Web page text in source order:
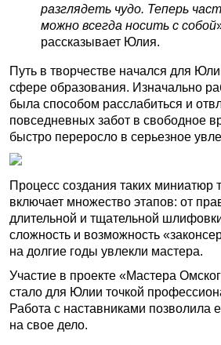
разглядеть чудо. Теперь
можно всегда носить с собой
рассказывает Юлия.
Путь в творчестве начался для
сфере образования. Изначально
была способом расслабиться и
повседневных забот в свободное
быстро переросло в серьезное
Процесс создания таких миниатюр
включает множество этапов: от
длительной и тщательной
сложность и возможность
на долгие годы увлекли мастера.
Участие в проекте «Мастера
стало для Юлии точкой
Работа с наставниками позволила
на свое дело.